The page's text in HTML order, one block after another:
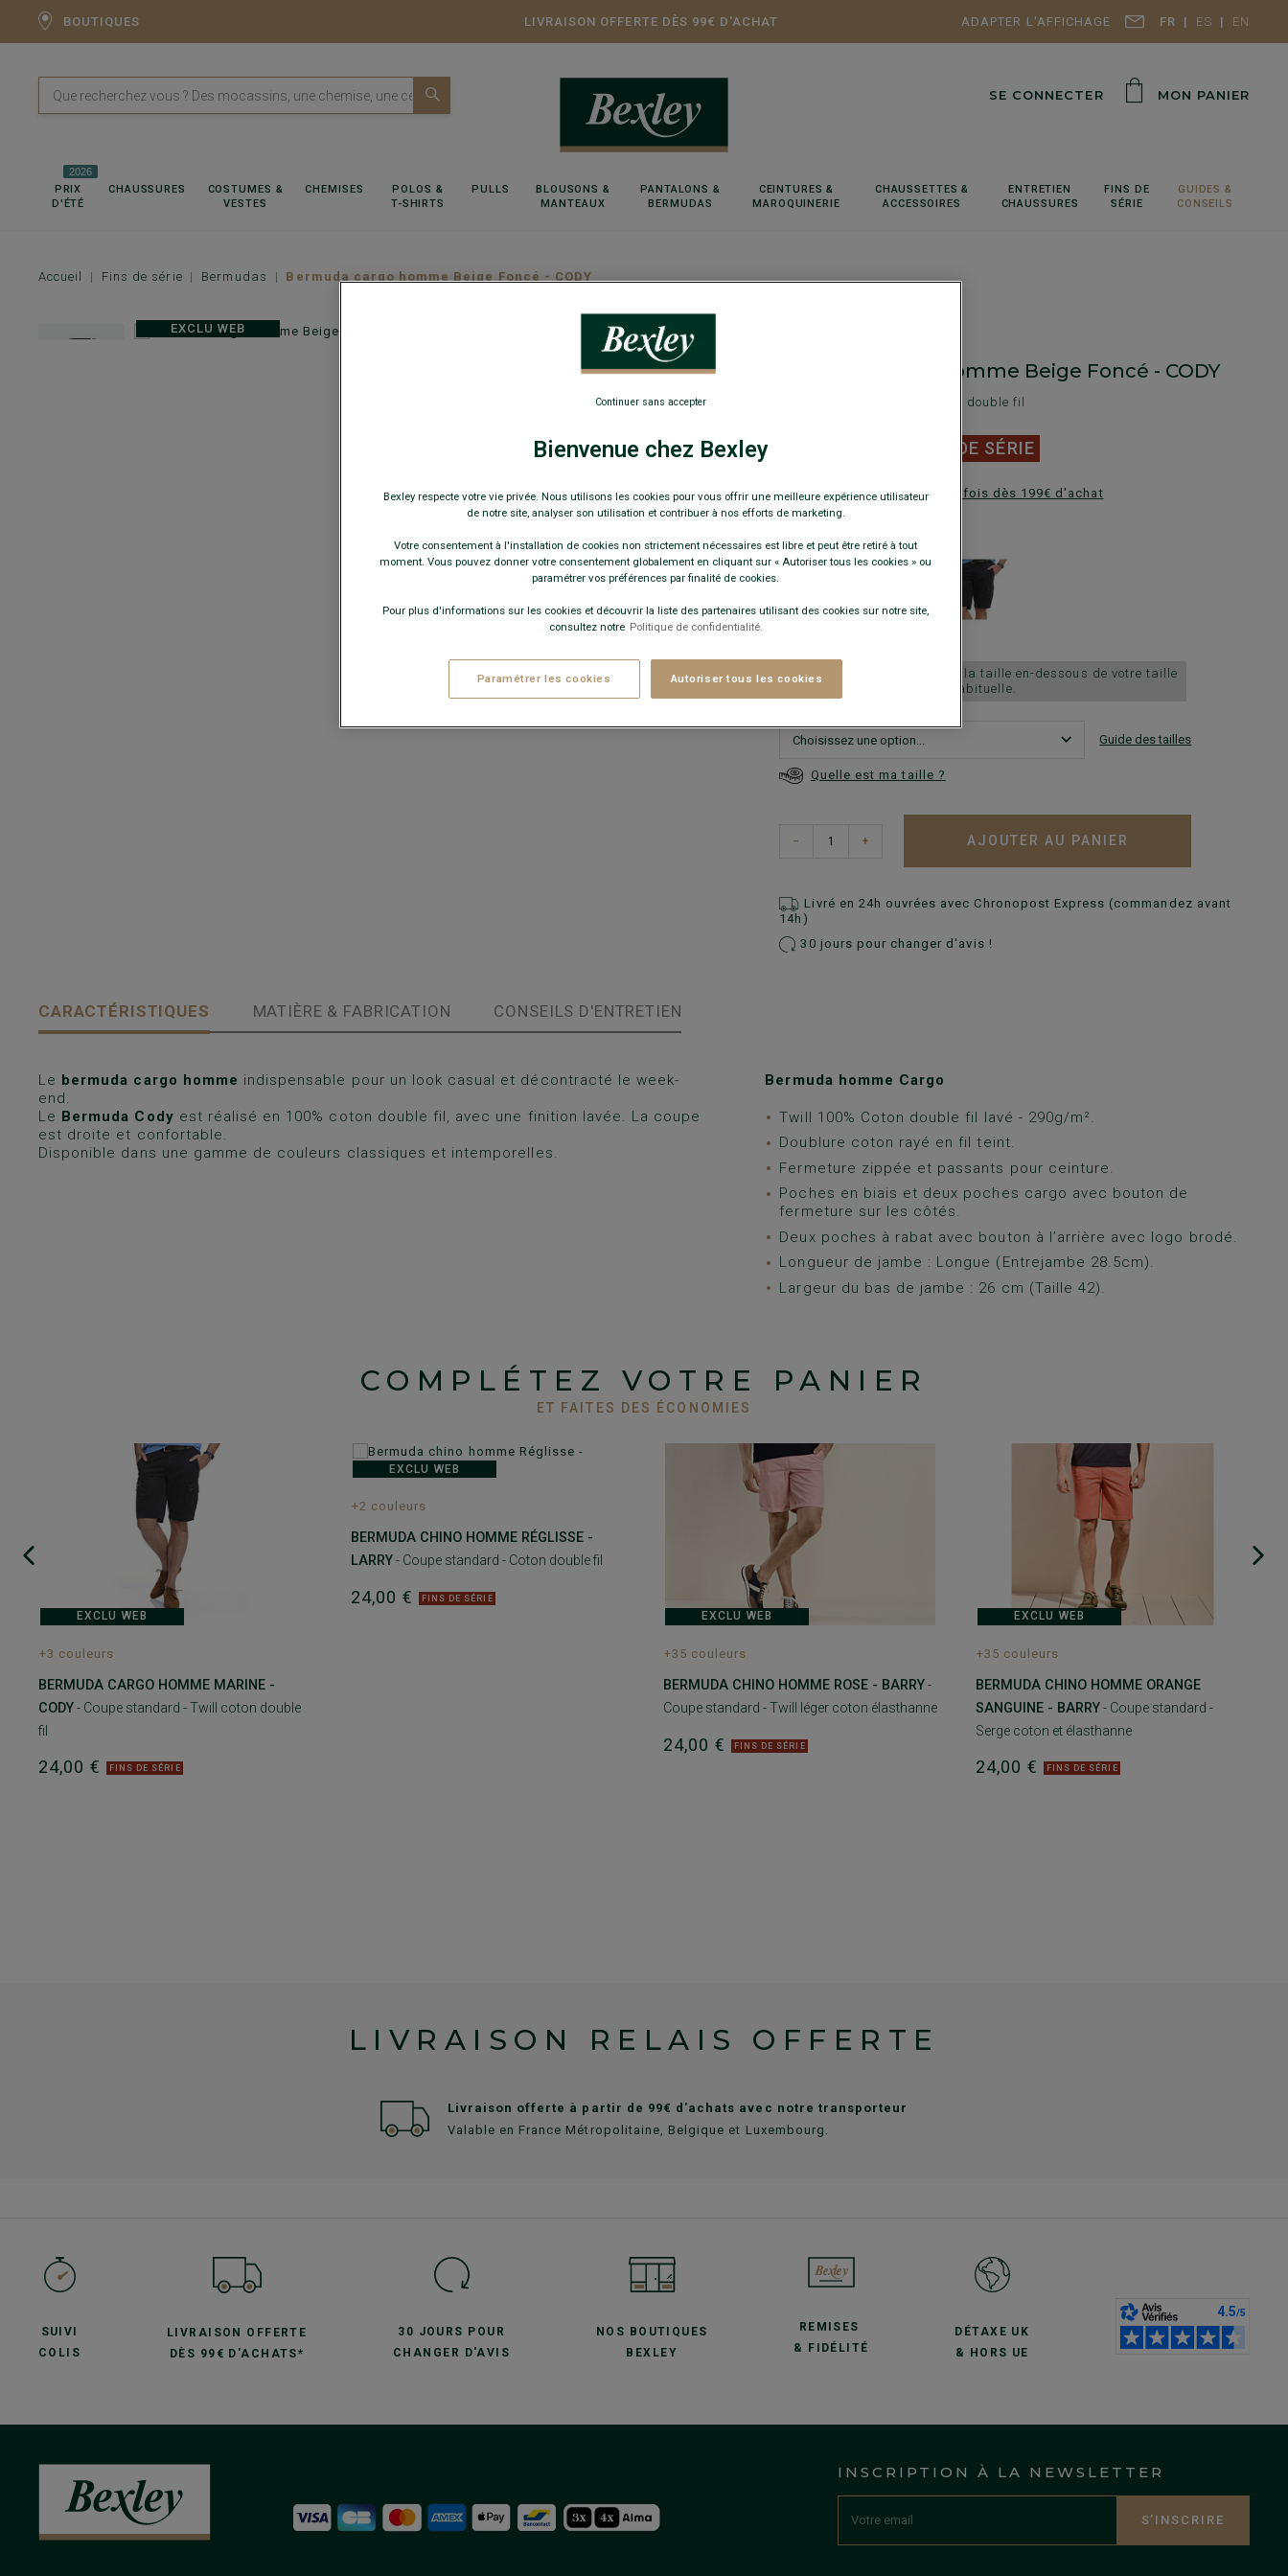
FR ES EN
BOUTIQUES LIVRAISON OFFERTE DÈS 99€ D'ACHAT ADAPTER L'AFFICHAGE
SE CONNECTER MON PANIER
PRIX
D'ÉTÉ
2026
CHAUSSURES
COSTUMES &
VESTES
CHEMISES
POLOS &
T-SHIRTS
PULLS
BLOUSONS &
MANTEAUX
PANTALONS &
BERMUDAS
CEINTURES &
MAROQUINERIE
CHAUSSETTES &
ACCESSOIRES
ENTRETIEN
CHAUSSURES
FINS DE
SÉRIE
GUIDES &
CONSEILS
Accueil Fins de série Bermudas Bermuda cargo homme Beige Foncé - CODY
Bermuda cargo homme Beige Foncé - CODY
Coupe standard - Twill coton double fil
FINS DE SÉRIE
Payez en plusieurs fois dès 199€ d'achat
En cas d'hésitation, choisir la taille en-dessous de votre taille
habituelle.
Guide des tailles
Quelle est ma taille ?
− + AJOUTER AU PANIER
Livré en 24h ouvrées avec Chronopost Express (commandez avant
14h)
30 jours pour changer d'avis !
EXCLU WEB
CARACTÉRISTIQUES MATIÈRE & FABRICATION CONSEILS D'ENTRETIEN
Le bermuda cargo homme indispensable pour un look casual et décontracté le week-
end.
Le Bermuda Cody est réalisé en 100% coton double fil, avec une finition lavée. La coupe
est droite et confortable.
Disponible dans une gamme de couleurs classiques et intemporelles.
Bermuda homme Cargo
Twill 100% Coton double fil lavé - 290g/m².
Doublure coton rayé en fil teint.
Fermeture zippée et passants pour ceinture.
Poches en biais et deux poches cargo avec bouton de
fermeture sur les côtés.
Deux poches à rabat avec bouton à l’arrière avec logo brodé.
Longueur de jambe : Longue (Entrejambe 28.5cm).
Largeur du bas de jambe : 26 cm (Taille 42).
COMPLÉTEZ VOTRE PANIER
ET FAITES DES ÉCONOMIES
EXCLU WEB
+3 couleurs
BERMUDA CARGO HOMME MARINE -
CODY- Coupe standard - Twill coton double
fil
24,00 € FINS DE SÉRIE
EXCLU WEB
+2 couleurs
BERMUDA CHINO HOMME RÉGLISSE -
LARRY- Coupe standard - Coton double fil
24,00 € FINS DE SÉRIE
EXCLU WEB
+35 couleurs
BERMUDA CHINO HOMME ROSE - BARRY-
Coupe standard - Twill léger coton élasthanne
24,00 € FINS DE SÉRIE
EXCLU WEB
+35 couleurs
BERMUDA CHINO HOMME ORANGE
SANGUINE - BARRY- Coupe standard -
Serge coton et élasthanne
24,00 € FINS DE SÉRIE
LIVRAISON RELAIS OFFERTE
Livraison offerte à partir de 99€ d'achats avec notre transporteur
Valable en France Métropolitaine, Belgique et Luxembourg.
SUIVI
COLIS
LIVRAISON OFFERTE
DÈS 99€ D'ACHATS*
30 JOURS POUR
CHANGER D'AVIS
NOS BOUTIQUES
BEXLEY
REMISES
& FIDÉLITÉ
DÉTAXE UK
& HORS UE
INSCRIPTION À LA NEWSLETTER
S’INSCRIRE
Bienvenue chez Bexley
Bexley respecte votre vie privée. Nous utilisons les cookies pour vous offrir une meilleure expérience utilisateur
de notre site, analyser son utilisation et contribuer à nos efforts de marketing.
Votre consentement à l'installation de cookies non strictement nécessaires est libre et peut être retiré à tout
moment. Vous pouvez donner votre consentement globalement en cliquant sur « Autoriser tous les cookies » ou
paramétrer vos préférences par finalité de cookies.
Pour plus d'informations sur les cookies et découvrir la liste des partenaires utilisant des cookies sur notre site,
consultez notre Politique de confidentialité.
Paramétrer les cookies Autoriser tous les cookies
Continuer sans accepter